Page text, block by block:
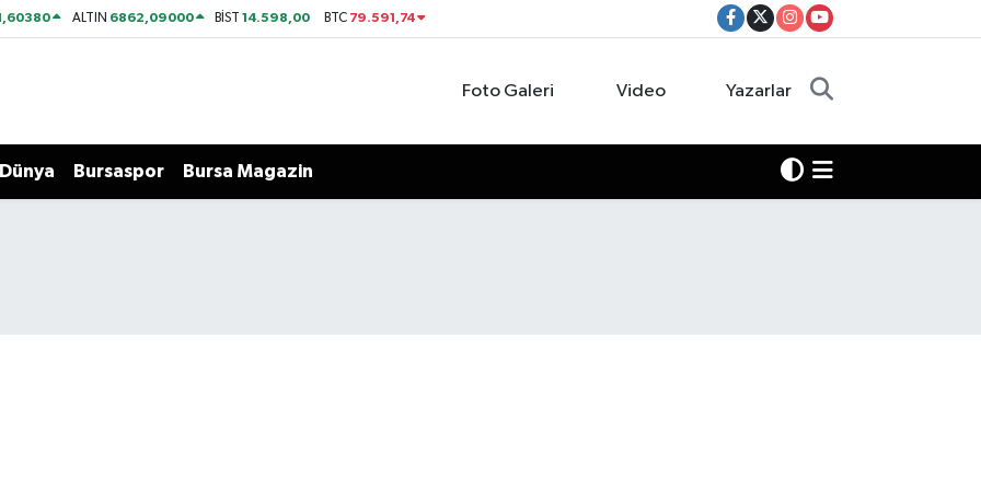
ALTIN 6862,09000 BİST14.598,00 BTC 79.591,74
Foto Galeri Video Yazarlar
Dünya Bursaspor Bursa Magazin